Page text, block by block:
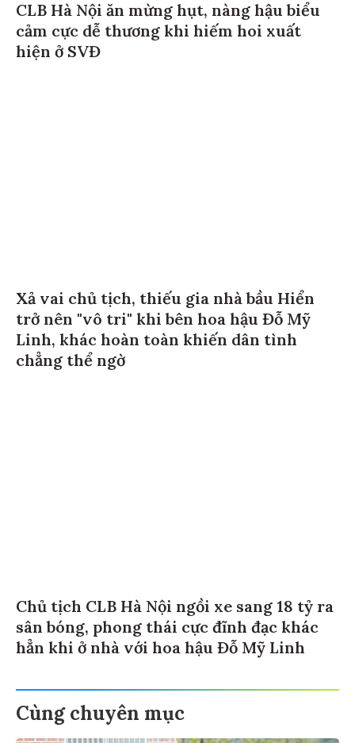
CLB Hà Nội ăn mừng hụt, nàng hậu biểu
cảm cực dễ thương khi hiếm hoi xuất
hiện ở SVĐ
Xả vai chủ tịch, thiếu gia nhà bầu Hiển
trở nên "vô tri" khi bên hoa hậu Đỗ Mỹ
Linh, khác hoàn toàn khiến dân tình
chẳng thể ngờ
Chủ tịch CLB Hà Nội ngồi xe sang 18 tỷ ra
sân bóng, phong thái cực đĩnh đạc khác
hẳn khi ở nhà với hoa hậu Đỗ Mỹ Linh
Cùng chuyên mục